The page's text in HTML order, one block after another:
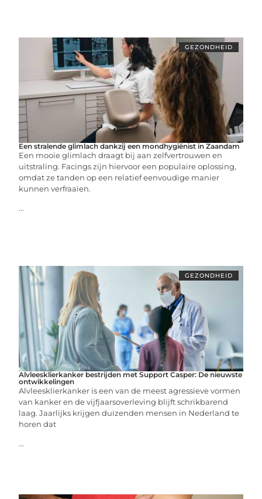
GEZONDHEID
Een stralende glimlach dankzij een mondhygiënist in Zaandam
Een mooie glimlach draagt bij aan zelfvertrouwen en
uitstraling. Facings zijn hiervoor een populaire oplossing,
omdat ze tanden op een relatief eenvoudige manier
kunnen verfraaien.
...
GEZONDHEID
Alvleesklierkanker bestrijden met Support Casper: De nieuwste
ontwikkelingen
Alvleesklierkanker is een van de meest agressieve vormen
van kanker en de vijfjaarsoverleving blijft schrikbarend
laag. Jaarlijks krijgen duizenden mensen in Nederland te
horen dat
...